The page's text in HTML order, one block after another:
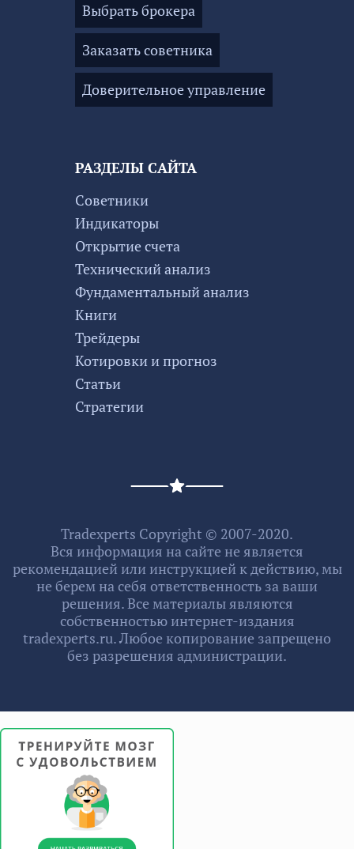
РАЗДЕЛЫ САЙТА
Советники
Индикаторы
Открытие счета
Технический анализ
Фундаментальный анализ
Книги
Трейдеры
Котировки и прогноз
Статьи
Стратегии
Выбрать брокера
Заказать советника
Доверительное управление
Tradexperts Copyright © 2007-2020.
Вся информация на сайте не является
рекомендацией или инструкцией к действию, мы
не берем на себя ответственность за ваши
решения. Все материалы являются
собственностью интернет-издания
tradexperts.ru. Любое копирование запрещено
без разрешения администрации.